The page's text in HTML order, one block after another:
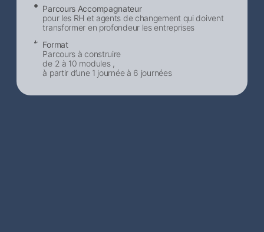
Parcours Accompagnateur
pour les RH et agents de changement qui doivent
transformer en profondeur les entreprises
Format
Parcours à construire
de 2 à 10 modules ,
à partir d’une 1 journée à 6 journées